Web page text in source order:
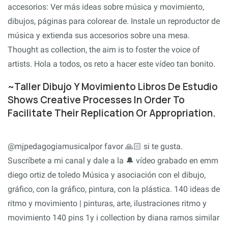
accesorios: Ver más ideas sobre música y movimiento,
dibujos, páginas para colorear de. Instale un reproductor de
música y extienda sus accesorios sobre una mesa.
Thought as collection, the aim is to foster the voice of
artists. Hola a todos, os reto a hacer este vídeo tan bonito.
~Taller Dibujo Y Movimiento Libros De Estudio
Shows Creative Processes In Order To
Facilitate Their Replication Or Appropriation.
@mjpedagogiamusicalpor favor 🙏🏻 si te gusta.
Suscríbete a mi canal y dale a la 🔔 vídeo grabado en emm
diego ortiz de toledo Música y asociación con el dibujo,
gráfico, con la gráfico, pintura, con la plástica. 140 ideas de
ritmo y movimiento | pinturas, arte, ilustraciones ritmo y
movimiento 140 pins 1y i collection by diana ramos similar